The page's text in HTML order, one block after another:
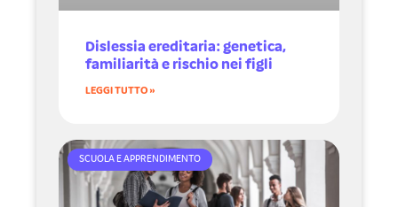
Dislessia ereditaria: genetica,
familiarità e rischio nei figli
LEGGI TUTTO »
SCUOLA E APPRENDIMENTO